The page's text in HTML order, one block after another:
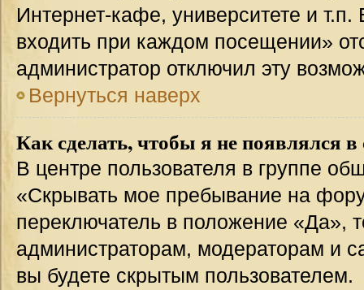
Интернет-кафе, университете и т.п.
входить при каждом посещении»
администратор отключил эту
Вернуться наверх
Как сделать, чтобы я не появлялся
В центре пользователя в группе
«Скрывать мое пребывание на
переключатель в положение «Да»,
администраторам, модераторам и
вы будете скрытым пользователем.